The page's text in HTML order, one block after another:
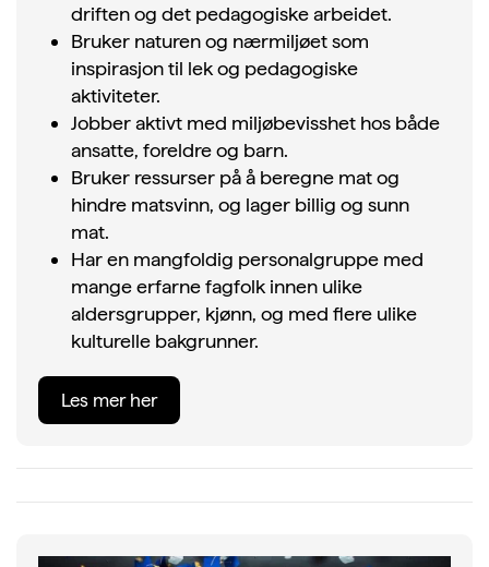
driften og det pedagogiske arbeidet.
Bruker naturen og nærmiljøet som
inspirasjon til lek og pedagogiske
aktiviteter.
Jobber aktivt med miljøbevisshet hos både
ansatte, foreldre og barn.
Bruker ressurser på å beregne mat og
hindre matsvinn, og lager billig og sunn
mat.
Har en mangfoldig personalgruppe med
mange erfarne fagfolk innen ulike
aldersgrupper, kjønn, og med flere ulike
kulturelle bakgrunner.
Les mer her